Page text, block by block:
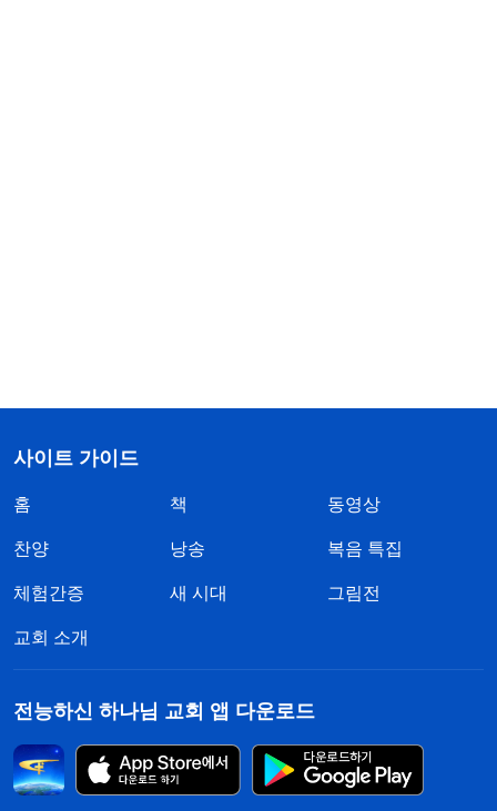
사이트 가이드
홈 책 동영상
찬양 낭송 복음 특집
체험간증 새 시대 그림전
교회 소개
전능하신 하나님 교회 앱 다운로드